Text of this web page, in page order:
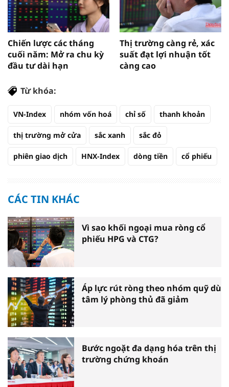
Chiến lược các tháng
cuối năm: Mở ra chu kỳ
đầu tư dài hạn
Thị trường càng rẻ, xác
suất đạt lợi nhuận tốt
càng cao
Từ khóa:
VN-Index nhóm vốn hoá chỉ số thanh khoản
thị trường mở cửa sắc xanh sắc đỏ
phiên giao dịch HNX-Index dòng tiền cổ phiếu
CÁC TIN KHÁC
Vì sao khối ngoại mua ròng cổ
phiếu HPG và CTG?
Áp lực rút ròng theo nhóm quỹ dù
tâm lý phòng thủ đã giảm
Bước ngoặt đa dạng hóa trên thị
trường chứng khoán